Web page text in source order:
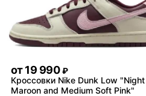
от19 990 ₽
Кроссовки Nike Dunk Low "Night
Maroon and Medium Soft Pink"